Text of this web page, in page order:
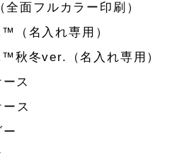
面フルカラー印刷）
（名入れ専用）
秋冬ver.（名入れ専用）
ス
ス